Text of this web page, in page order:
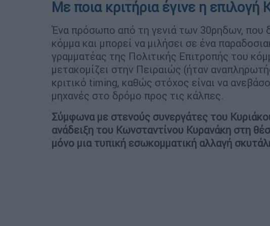
Με ποια κριτήρια έγινε η επιλογή
Ένα πρόσωπο από τη γενιά των 30ρηδων, που
κόμμα και μπορεί να μιλήσει σε ένα
γραμματέας της Πολιτικής Επιτροπής του
μετακομίζει στην Πειραιώς (ήταν
κριτικό timing, καθώς στόχος είναι να
μηχανές στο δρόμο προς τις κάλπες.
Σύμφωνα με στενούς συνεργάτες του
ανάδειξη του Κωνσταντίνου Κυρανάκη στη
μόνο μια τυπική εσωκομματική αλλαγή